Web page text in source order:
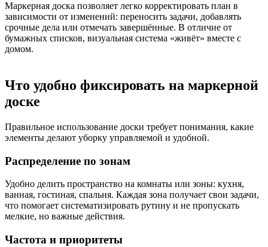
Маркерная доска позволяет легко корректировать план в
зависимости от изменений: переносить задачи, добавлять
срочные дела или отмечать завершённые. В отличие от
бумажных списков, визуальная система «живёт» вместе с
домом.
Что удобно фиксировать на маркерной
доске
Правильное использование доски требует понимания, какие
элементы делают уборку управляемой и удобной.
Распределение по зонам
Удобно делить пространство на комнаты или зоны: кухня,
ванная, гостиная, спальня. Каждая зона получает свои задачи,
что помогает систематизировать рутину и не пропускать
мелкие, но важные действия.
Частота и приоритеты